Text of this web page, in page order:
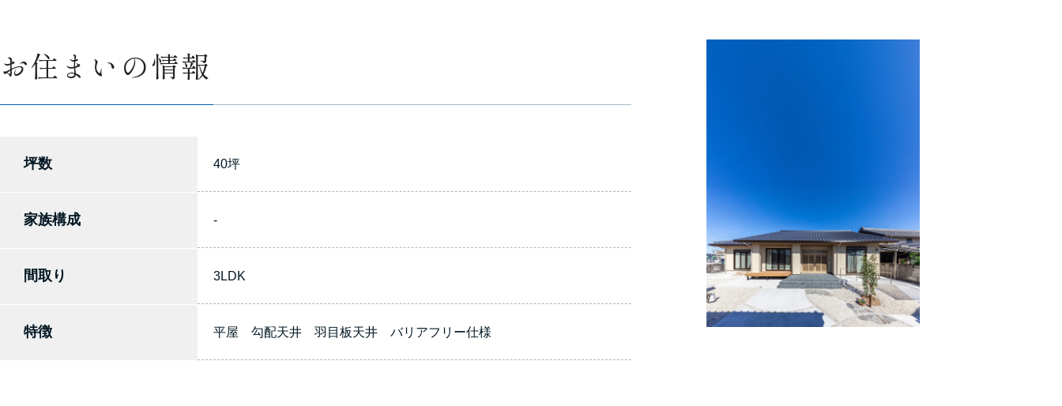
お住まいの情報
坪数 40坪
家族構成 -
間取り 3LDK
特徴 平屋 勾配天井 羽目板天井 バリアフリー仕様